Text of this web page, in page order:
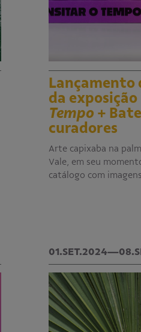
Lançamento
da exposição
Tempo +
curadores
Arte capixaba na
Vale, em seu
catálogo com